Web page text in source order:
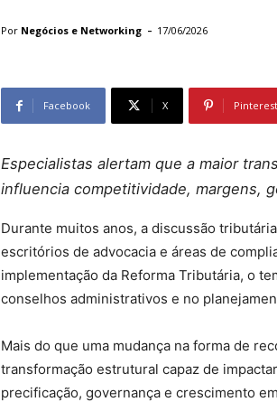
Por Negócios e Networking - 17/06/2026
Facebook X Pinterest
Especialistas alertam que a maior
influencia competitividade, margens,
Durante muitos anos, a discussão
escritórios de advocacia e áreas de
implementação da Reforma Tributária, o
conselhos administrativos e no
Mais do que uma mudança na forma de
transformação estrutural capaz de
precificação, governança e crescimento